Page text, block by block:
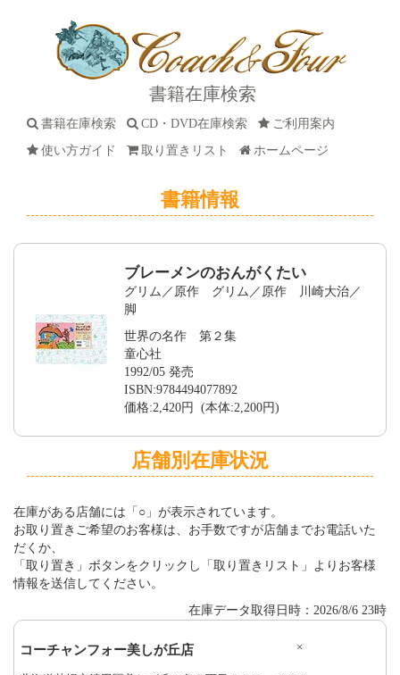
書籍在庫検索
書籍在庫検索 CD・DVD在庫検索
ご利用案内
使い方ガイド
取り置きリスト ホームページ
書籍情報
ブレーメンのおんがくたい
グリム／原作 グリム／原作 川崎大治／
脚
世界の名作 第２集
童心社
1992/05 発売
ISBN:9784494077892
価格:2,420円 (本体:2,200円)
店舗別在庫状況
在庫がある店舗には「○」が表示されています。
お取り置きご希望のお客様は、お手数ですが店舗までお電話いた
だくか、
「取り置き」ボタンをクリックし「取り置きリスト」よりお客様
情報を送信してください。
在庫データ取得日時：2026/8/6 23時
コーチャンフォー美しが丘店 ×